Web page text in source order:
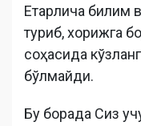
Етарлича билим
туриб, хорижга
соҳасида
бўлмайди.
Бу борада Сиз